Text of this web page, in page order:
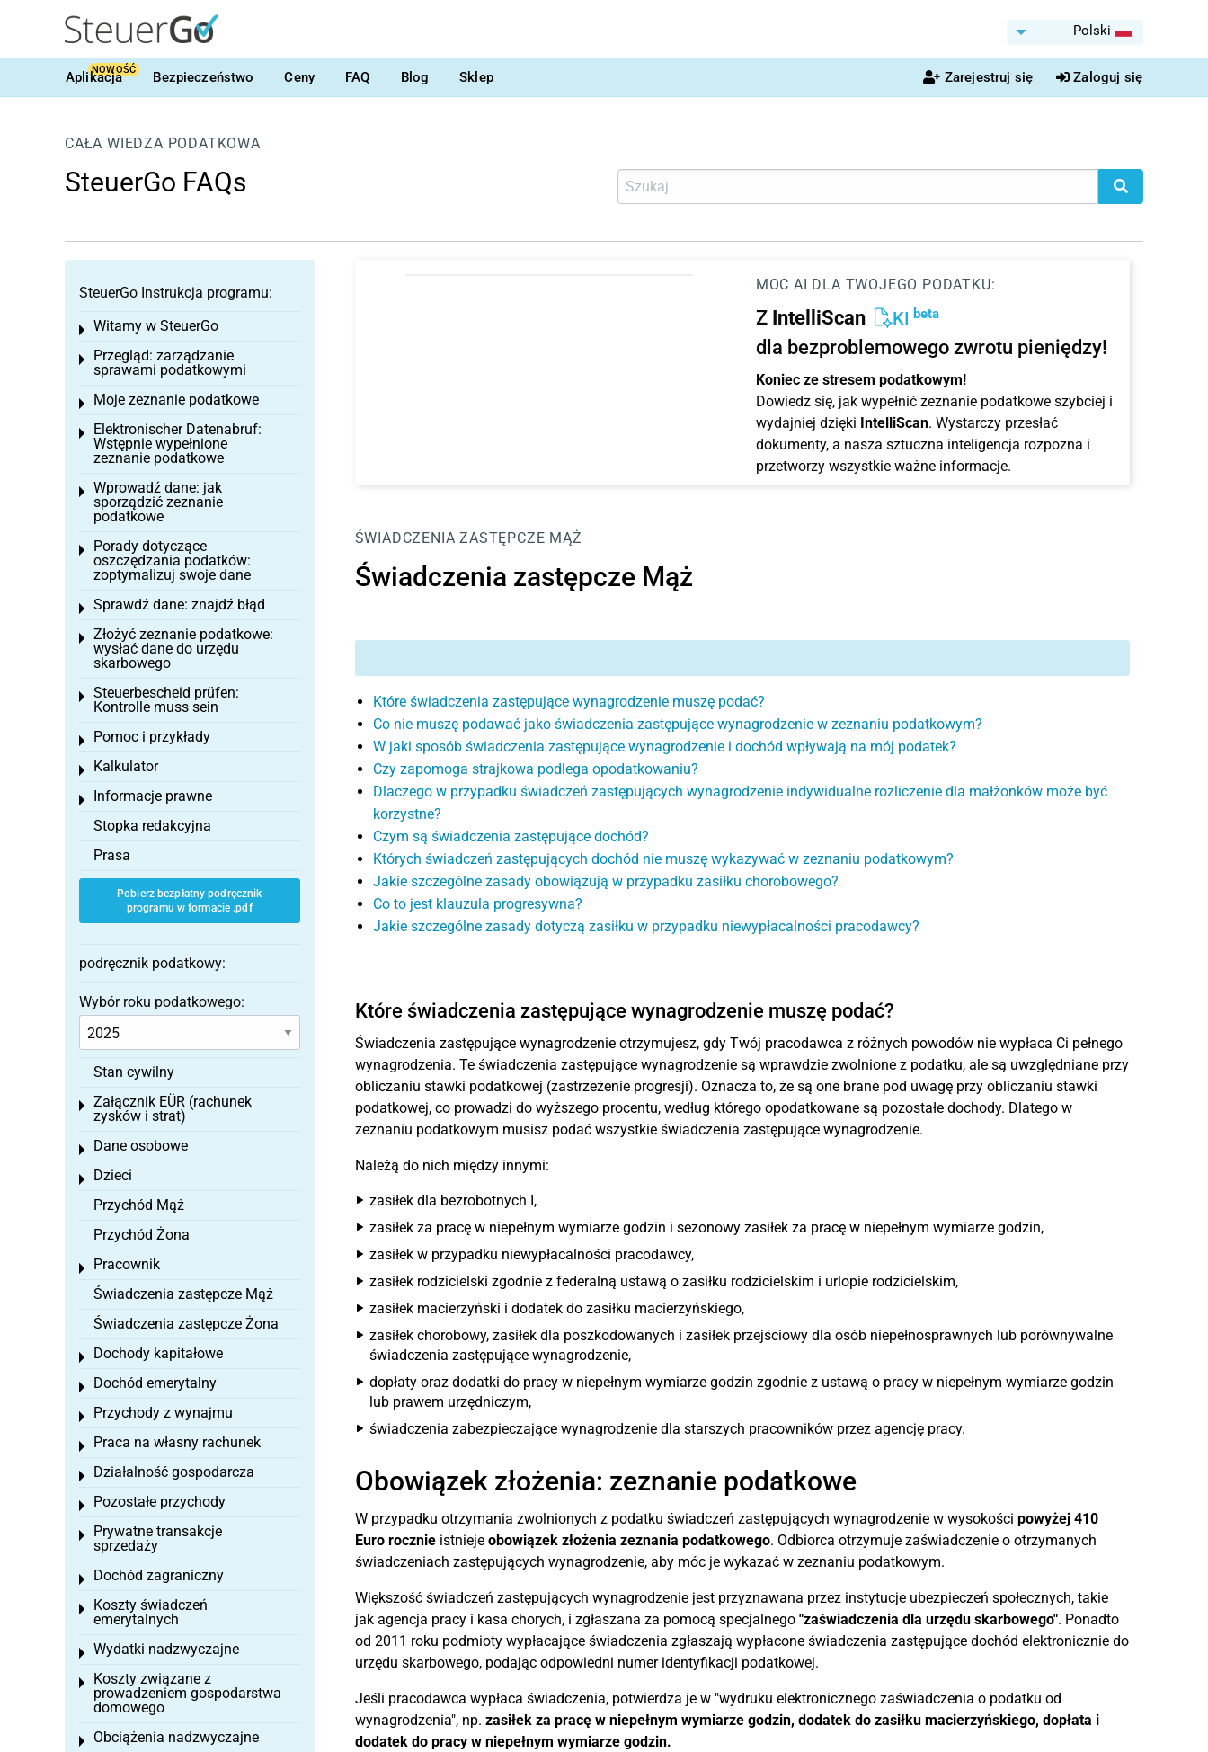
Polski
Aplikacja
NOWOŚĆ Bezpieczeństwo Ceny FAQ Blog Sklep Zarejestruj się Zaloguj się
CAŁA WIEDZA PODATKOWA
SteuerGo FAQs
MOC AI DLA TWOJEGO PODATKU:
Z IntelliScan KI beta
dla bezproblemowego zwrotu pieniędzy!
Koniec ze stresem podatkowym!
Dowiedz się, jak wypełnić zeznanie podatkowe szybciej i
wydajniej dzięki IntelliScan. Wystarczy przesłać
dokumenty, a nasza sztuczna inteligencja rozpozna i
przetworzy wszystkie ważne informacje.
ŚWIADCZENIA ZASTĘPCZE MĄŻ
Świadczenia zastępcze Mąż
Które świadczenia zastępujące wynagrodzenie muszę podać?
Co nie muszę podawać jako świadczenia zastępujące wynagrodzenie w zeznaniu podatkowym?
W jaki sposób świadczenia zastępujące wynagrodzenie i dochód wpływają na mój podatek?
Czy zapomoga strajkowa podlega opodatkowaniu?
Dlaczego w przypadku świadczeń zastępujących wynagrodzenie indywidualne rozliczenie dla małżonków może być
korzystne?
Czym są świadczenia zastępujące dochód?
Których świadczeń zastępujących dochód nie muszę wykazywać w zeznaniu podatkowym?
Jakie szczególne zasady obowiązują w przypadku zasiłku chorobowego?
Co to jest klauzula progresywna?
Jakie szczególne zasady dotyczą zasiłku w przypadku niewypłacalności pracodawcy?
Które świadczenia zastępujące wynagrodzenie muszę podać?
Świadczenia zastępujące wynagrodzenie otrzymujesz, gdy Twój pracodawca z różnych powodów nie wypłaca Ci pełnego
wynagrodzenia. Te świadczenia zastępujące wynagrodzenie są wprawdzie zwolnione z podatku, ale są uwzględniane przy
obliczaniu stawki podatkowej (zastrzeżenie progresji). Oznacza to, że są one brane pod uwagę przy obliczaniu stawki
podatkowej, co prowadzi do wyższego procentu, według którego opodatkowane są pozostałe dochody. Dlatego w
zeznaniu podatkowym musisz podać wszystkie świadczenia zastępujące wynagrodzenie.
Należą do nich między innymi:
zasiłek dla bezrobotnych I,
zasiłek za pracę w niepełnym wymiarze godzin i sezonowy zasiłek za pracę w niepełnym wymiarze godzin,
zasiłek w przypadku niewypłacalności pracodawcy,
zasiłek rodzicielski zgodnie z federalną ustawą o zasiłku rodzicielskim i urlopie rodzicielskim,
zasiłek macierzyński i dodatek do zasiłku macierzyńskiego,
zasiłek chorobowy, zasiłek dla poszkodowanych i zasiłek przejściowy dla osób niepełnosprawnych lub porównywalne
świadczenia zastępujące wynagrodzenie,
dopłaty oraz dodatki do pracy w niepełnym wymiarze godzin zgodnie z ustawą o pracy w niepełnym wymiarze godzin
lub prawem urzędniczym,
świadczenia zabezpieczające wynagrodzenie dla starszych pracowników przez agencję pracy.
Obowiązek złożenia: zeznanie podatkowe
W przypadku otrzymania zwolnionych z podatku świadczeń zastępujących wynagrodzenie w wysokości powyżej 410
Euro rocznieistnieje obowiązek złożenia zeznania podatkowego. Odbiorca otrzymuje zaświadczenie o otrzymanych
świadczeniach zastępujących wynagrodzenie, aby móc je wykazać w zeznaniu podatkowym.
Większość świadczeń zastępujących wynagrodzenie jest przyznawana przez instytucje ubezpieczeń społecznych, takie
jak agencja pracy i kasa chorych, i zgłaszana za pomocą specjalnego "zaświadczenia dla urzędu skarbowego". Ponadto
od 2011 roku podmioty wypłacające świadczenia zgłaszają wypłacone świadczenia zastępujące dochód elektronicznie do
urzędu skarbowego, podając odpowiedni numer identyfikacji podatkowej.
Jeśli pracodawca wypłaca świadczenia, potwierdza je w "wydruku elektronicznego zaświadczenia o podatku od
wynagrodzenia", np. zasiłek za pracę w niepełnym wymiarze godzin, dodatek do zasiłku macierzyńskiego, dopłata i
dodatek do pracy w niepełnym wymiarze godzin.
SteuerGo Instrukcja programu:
Witamy w SteuerGo
Toggle menu
Przegląd: zarządzanie
sprawami podatkowymi
Toggle menu
Moje zeznanie podatkowe
Toggle menu
Elektronischer Datenabruf:
Wstępnie wypełnione
zeznanie podatkowe
Toggle menu
Wprowadź dane: jak
sporządzić zeznanie
podatkowe
Toggle menu
Porady dotyczące
oszczędzania podatków:
zoptymalizuj swoje dane
Toggle menu
Sprawdź dane: znajdź błąd
Toggle menu
Złożyć zeznanie podatkowe:
wysłać dane do urzędu
skarbowego
Toggle menu
Steuerbescheid prüfen:
Kontrolle muss sein
Toggle menu
Pomoc i przykłady
Toggle menu
Kalkulator
Toggle menu
Informacje prawne
Toggle menu
Stopka redakcyjna
Prasa
Pobierz bezpłatny podręcznik
programu w formacie .pdf
podręcznik podatkowy:
Wybór roku podatkowego:
Stan cywilny
Załącznik EÜR (rachunek
zysków i strat)
Toggle menu
Dane osobowe
Toggle menu
Dzieci
Toggle menu
Przychód Mąż
Przychód Żona
Pracownik
Toggle menu
Świadczenia zastępcze Mąż
Świadczenia zastępcze Żona
Dochody kapitałowe
Toggle menu
Dochód emerytalny
Toggle menu
Przychody z wynajmu
Toggle menu
Praca na własny rachunek
Toggle menu
Działalność gospodarcza
Toggle menu
Pozostałe przychody
Toggle menu
Prywatne transakcje
sprzedaży
Toggle menu
Dochód zagraniczny
Toggle menu
Koszty świadczeń
emerytalnych
Toggle menu
Wydatki nadzwyczajne
Toggle menu
Koszty związane z
prowadzeniem gospodarstwa
domowego
Toggle menu
Obciążenia nadzwyczajne
Toggle menu